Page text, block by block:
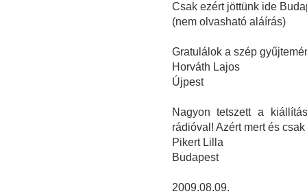
Csak ezért jöttünk ide
(nem olvasható aláírás)
Gratulálok a szép
Horváth Lajos
Újpest
Nagyon tetszett a
rádióval! Azért mert és
Pikert Lilla
Budapest
2009.08.09.